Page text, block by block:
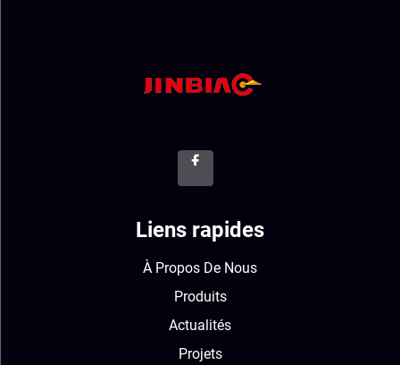
Liens rapides
À Propos De Nous
Produits
Actualités
Projets